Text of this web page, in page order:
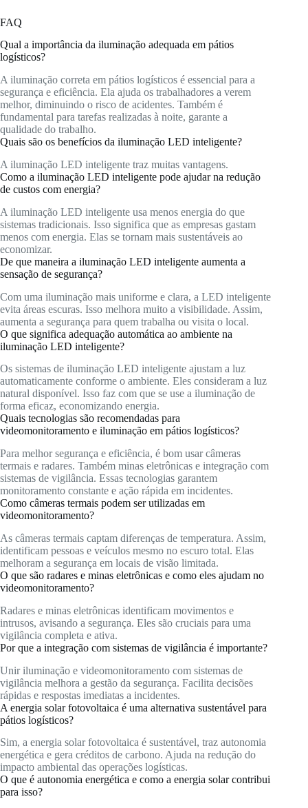
FAQ
Qual a importância da iluminação adequada em pátios
logísticos?
A iluminação correta em pátios logísticos é essencial para a
segurança e eficiência. Ela ajuda os trabalhadores a verem
melhor, diminuindo o risco de acidentes. Também é
fundamental para tarefas realizadas à noite, garante a
qualidade do trabalho.
Quais são os benefícios da iluminação LED inteligente?
A iluminação LED inteligente traz muitas vantagens.
Como a iluminação LED inteligente pode ajudar na redução
de custos com energia?
A iluminação LED inteligente usa menos energia do que
sistemas tradicionais. Isso significa que as empresas gastam
menos com energia. Elas se tornam mais sustentáveis ao
economizar.
De que maneira a iluminação LED inteligente aumenta a
sensação de segurança?
Com uma iluminação mais uniforme e clara, a LED inteligente
evita áreas escuras. Isso melhora muito a visibilidade. Assim,
aumenta a segurança para quem trabalha ou visita o local.
O que significa adequação automática ao ambiente na
iluminação LED inteligente?
Os sistemas de iluminação LED inteligente ajustam a luz
automaticamente conforme o ambiente. Eles consideram a luz
natural disponível. Isso faz com que se use a iluminação de
forma eficaz, economizando energia.
Quais tecnologias são recomendadas para
videomonitoramento e iluminação em pátios logísticos?
Para melhor segurança e eficiência, é bom usar câmeras
termais e radares. Também minas eletrônicas e integração com
sistemas de vigilância. Essas tecnologias garantem
monitoramento constante e ação rápida em incidentes.
Como câmeras termais podem ser utilizadas em
videomonitoramento?
As câmeras termais captam diferenças de temperatura. Assim,
identificam pessoas e veículos mesmo no escuro total. Elas
melhoram a segurança em locais de visão limitada.
O que são radares e minas eletrônicas e como eles ajudam no
videomonitoramento?
Radares e minas eletrônicas identificam movimentos e
intrusos, avisando a segurança. Eles são cruciais para uma
vigilância completa e ativa.
Por que a integração com sistemas de vigilância é importante?
Unir iluminação e videomonitoramento com sistemas de
vigilância melhora a gestão da segurança. Facilita decisões
rápidas e respostas imediatas a incidentes.
A energia solar fotovoltaica é uma alternativa sustentável para
pátios logísticos?
Sim, a energia solar fotovoltaica é sustentável, traz autonomia
energética e gera créditos de carbono. Ajuda na redução do
impacto ambiental das operações logísticas.
O que é autonomia energética e como a energia solar contribui
para isso?